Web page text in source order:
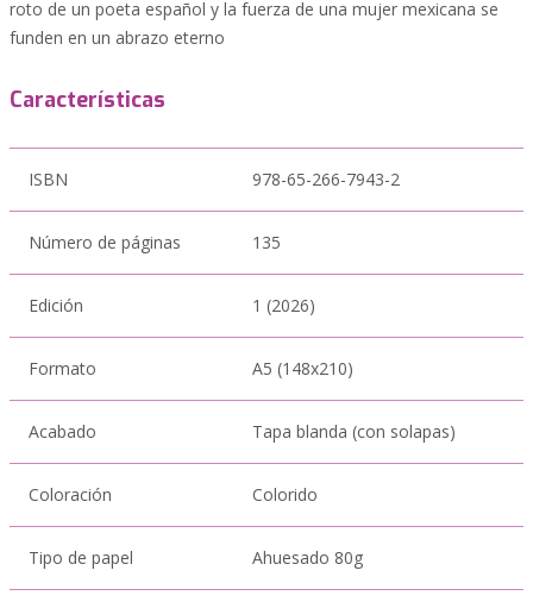
roto de un poeta español y la fuerza de una mujer mexicana se
funden en un abrazo eterno
Características
ISBN 978-65-266-7943-2
Número de páginas 135
Edición 1 (2026)
Formato A5 (148x210)
Acabado Tapa blanda (con solapas)
Coloración Colorido
Tipo de papel Ahuesado 80g